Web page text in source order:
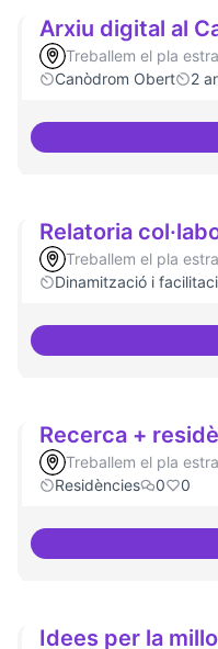
Arxiu digital al
Treballem el pla
Canòdrom Obert
2
Relatoria
Treballem el pla
Dinamització i
Recerca +
Treballem el pla
Residències
0 0
Idees per la